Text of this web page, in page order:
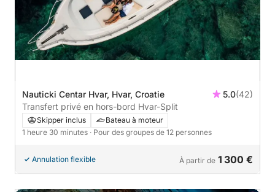
Nauticki Centar Hvar, Hvar, Croatie 5.0(42)
Transfert privé en hors-bord Hvar-Split
Skipper inclus
Bateau à moteur
1 heure 30 minutes · Pour des groupes de 12 personnes
Annulation flexible À partir de 1 300 €